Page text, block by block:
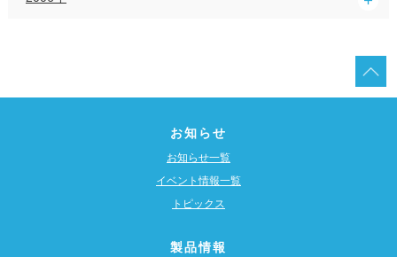
お知らせ
お知らせ一覧
イベント情報一覧
トピックス
製品情報